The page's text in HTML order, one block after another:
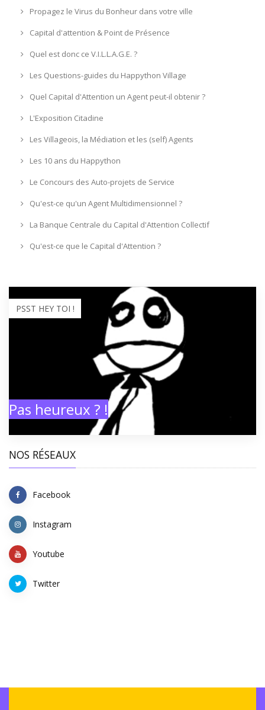
Propagez le Virus du Bonheur dans votre ville
Capital d'attention & Point de Présence
Quel est donc ce V.I.L.L.A.G.E. ?
Les Questions-guides du Happython Village
Quel Capital d'Attention un Agent peut-il obtenir ?
L'Exposition Citadine
Les Villageois, la Médiation et les (self) Agents
Les 10 ans du Happython
Le Concours des Auto-projets de Service
Qu'est-ce qu'un Agent Multidimensionnel ?
La Banque Centrale du Capital d'Attention Collectif
Qu'est-ce que le Capital d'Attention ?
PSST HEY TOI !
Pas heureux ? !
NOS RÉSEAUX
Facebook
Instagram
Youtube
Twitter